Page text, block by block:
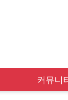
커뮤니